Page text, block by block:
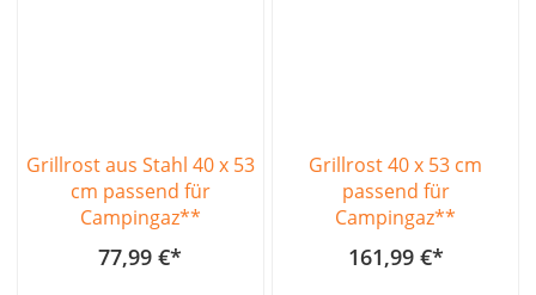
Grillrost aus Stahl 40 x 53
cm passend für
Campingaz**
77,99 €
Grillrost 40 x 53 cm
passend für
Campingaz**
161,99 €